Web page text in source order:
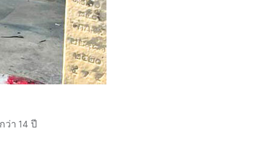
า 14 ปี